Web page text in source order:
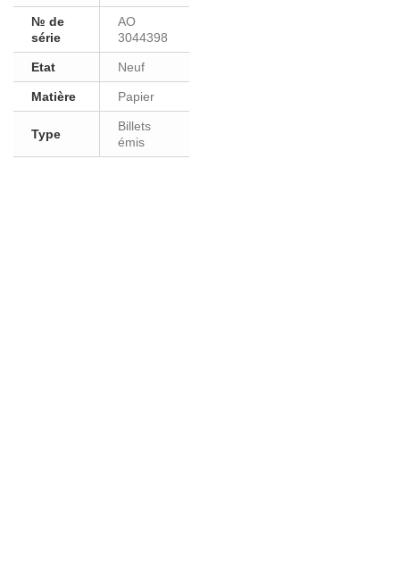
№ de
série
AO
3044398
Etat Neuf
Matière Papier
Type
Billets
émis